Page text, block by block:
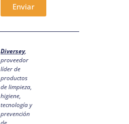
Enviar
Diversey,
proveedor
líder de
productos
de limpieza,
higiene,
tecnología y
prevención